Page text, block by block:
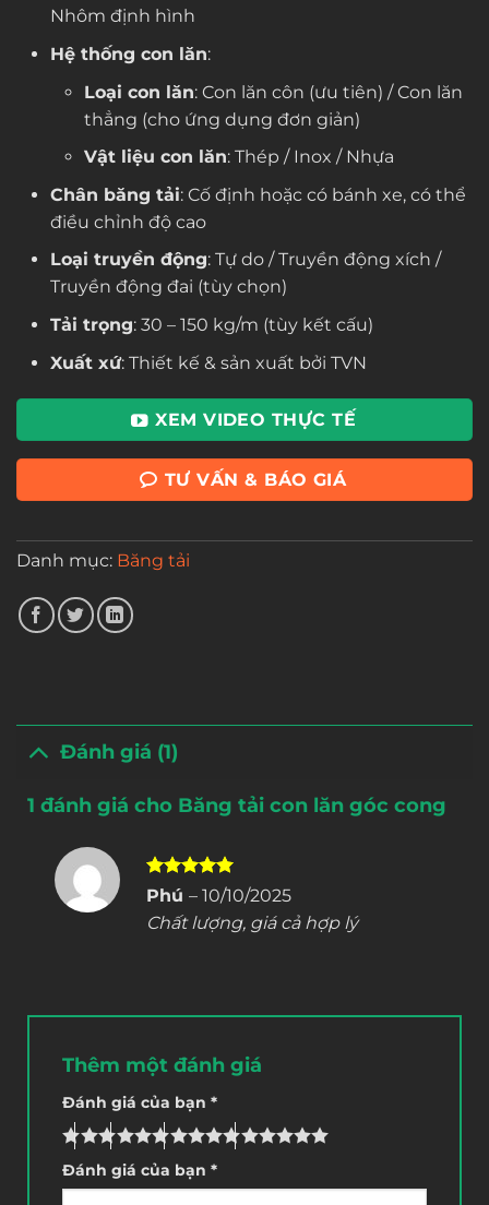
Nhôm định hình
Hệ thống con lăn:
Loại con lăn: Con lăn côn (ưu tiên) / Con lăn
thẳng (cho ứng dụng đơn giản)
Vật liệu con lăn: Thép / Inox / Nhựa
Chân băng tải: Cố định hoặc có bánh xe, có thể
điều chỉnh độ cao
Loại truyền động: Tự do / Truyền động xích /
Truyền động đai (tùy chọn)
Tải trọng: 30 – 150 kg/m (tùy kết cấu)
Xuất xứ: Thiết kế & sản xuất bởi TVN
XEM VIDEO THỰC TẾ
TƯ VẤN & BÁO GIÁ
Danh mục: Băng tải
Đánh giá (1)
1 đánh giá cho Băng tải con lăn góc cong
Được xếp
sao
Phú – 10/10/2025
Chất lượng, giá cả hợp lý
Thêm một đánh giá
Đánh giá của bạn *
Đánh giá của bạn *